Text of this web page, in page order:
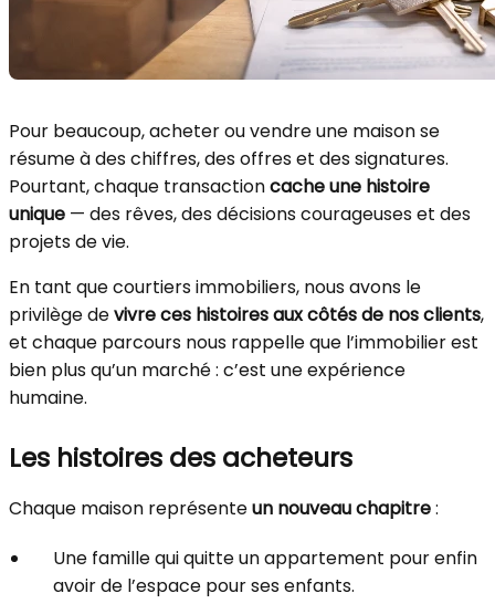
Pour beaucoup, acheter ou vendre une maison se
résume à des chiffres, des offres et des signatures.
Pourtant, chaque transactioncache une histoire
unique — des rêves, des décisions courageuses et des
projets de vie.
En tant que courtiers immobiliers, nous avons le
privilège devivre ces histoires aux côtés de nos clients,
et chaque parcours nous rappelle que l’immobilier est
bien plus qu’un marché : c’est une expérience
humaine.
Les histoires des acheteurs
Chaque maison représenteun nouveau chapitre:
Une famille qui quitte un appartement pour enfin
avoir de l’espace pour ses enfants.